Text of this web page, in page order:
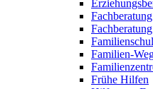
Familien-
Frühe Hilfen